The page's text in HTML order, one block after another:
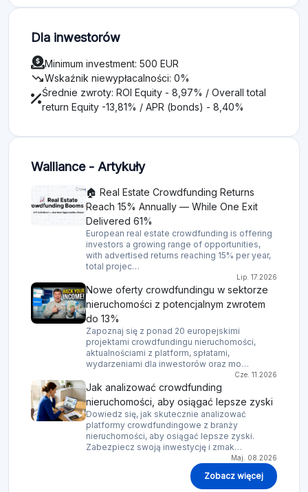
Dla inwestorów
Minimum investment: 500 EUR
trending_downWskaźnik niewypłacalności: 0%
Średnie zwroty: ROI Equity - 8,97% / Overall total
return Equity -13,81% / APR (bonds) - 8,40%
Walliance - Artykuły
🏠 Real Estate Crowdfunding Returns
Reach 15% Annually — While One Exit
Delivered 61%
European real estate crowdfunding is offering
investors a growing range of opportunities,
with advertised returns reaching 15% per year,
total projec…
Lip. 17.2026
Nowe oferty crowdfundingu w sektorze
nieruchomości z potencjalnym zwrotem
do 13%
Zapoznaj się z ponad 20 europejskimi
projektami crowdfundingu nieruchomości,
aktualnościami z platform, spłatami,
wydarzeniami dla inwestorów oraz mo…
Cze. 11.2026
Jak analizować crowdfunding
nieruchomości, aby osiągać lepsze zyski
Dowiedz się, jak skutecznie analizować
platformy crowdfundingowe z branży
nieruchomości, aby osiągać lepsze zyski.
Zabezpiecz swoją inwestycję i zmak…
Maj. 08.2026
Zobacz więcej